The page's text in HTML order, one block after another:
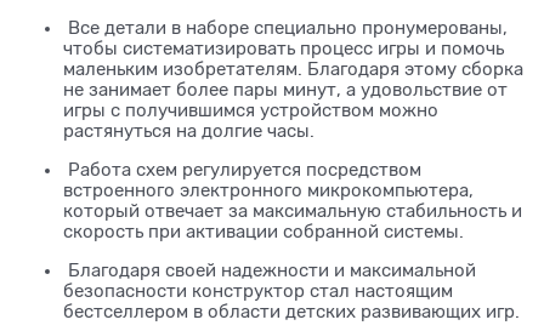
Все детали в наборе специально пронумерованы,
чтобы систематизировать процесс игры и помочь
маленьким изобретателям. Благодаря этому сборка
не занимает более пары минут, а удовольствие от
игры с получившимся устройством можно
растянуться на долгие часы.
Работа схем регулируется посредством
встроенного электронного микрокомпьютера,
который отвечает за максимальную стабильность и
скорость при активации собранной системы.
Благодаря своей надежности и максимальной
безопасности конструктор стал настоящим
бестселлером в области детских развивающих игр.